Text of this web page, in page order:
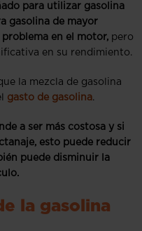
para utilizar gasolina
gasolina de mayor
en el motor, pero
en su rendimiento.
la mezcla de gasolina
gasto de gasolina.
a ser más costosa y si
esto puede reducir
puede disminuir la
la gasolina